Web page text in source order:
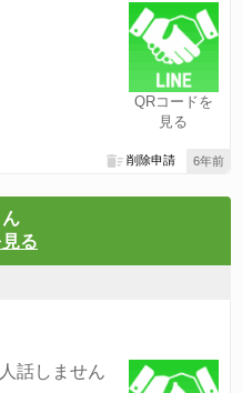
QRコードを
見る
6年前
削除申請
る
話しません